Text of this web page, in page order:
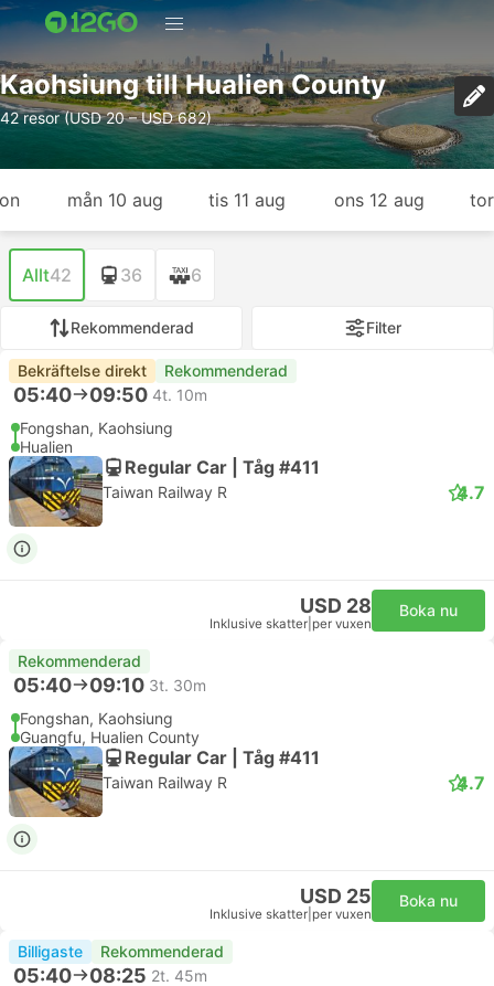
Kaohsiung till Hualien County
42 resor (USD 20 – USD 682)
mån 10 aug tis 11 aug ons 12 aug
Allt42 36 6
Rekommenderad Filter
Bekräftelse direkt Rekommenderad
05:40 09:50 4t. 10m
Fongshan, Kaohsiung
Hualien
Regular Car | Tåg #411
Taiwan Railway R 4.7
USD 28
Inklusive skatter per vuxen
Boka nu
Rekommenderad
05:40 09:10 3t. 30m
Fongshan, Kaohsiung
Guangfu, Hualien County
Regular Car | Tåg #411
Taiwan Railway R 4.7
USD 25
Inklusive skatter per vuxen
Boka nu
Billigaste Rekommenderad
05:40 08:25 2t. 45m